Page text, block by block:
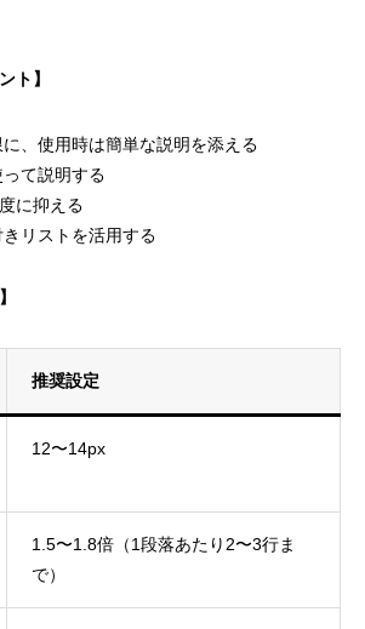
ト】
、使用時は簡単な説明を添える
て説明する
に抑える
リストを活用する
推奨設定
12〜14px
1.5〜1.8倍（1段落あたり2〜3行ま
で）